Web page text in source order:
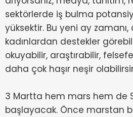
sektörlerde iş bulma
yüksektir. Bu yeni ay
kadınlardan destekler
okuyabilir, araştırabilir,
daha çok haşır neşir
3 Martta hem mars hem de
başlayacak. Önce marstan